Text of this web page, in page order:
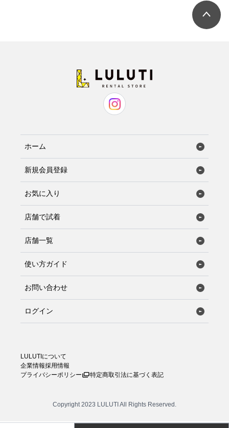
ホーム
新規会員登録
お気に入り
店舗で試着
店舗一覧
使い方ガイド
お問い合わせ
ログイン
LULUTIについて
企業情報採用情報
プライバシーポリシー
特定商取引法に基づく表記
Copyright 2023 LULUTI All Rights Reserved.